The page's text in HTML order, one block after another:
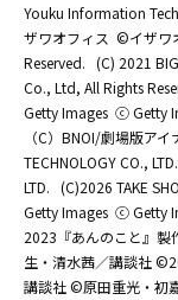
Youku Information
ザワオフィス ©イザワ
Reserved. (C) 2021
Co., Ltd, All Rights
Getty Images ⓒ Getty
（C）BNOI/劇場版ア
TECHNOLOGY CO., LTD.
LTD. (C)2026 TAKE
Getty Images ⓒ Getty
2023『あんのこと』製
生・清水茜／講談社
講談社 ©原田重光・初